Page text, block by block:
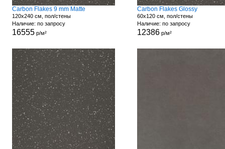
Carbon Flakes 9 mm Matte
120x240 см, пол/стены
Наличие: по запросу
16555р/м²
Carbon Flakes Glossy
60x120 см, пол/стены
Наличие: по запросу
12386р/м²